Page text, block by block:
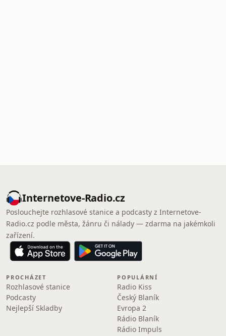
Internetove-Radio.cz
Poslouchejte rozhlasové stanice a podcasty z Internetove-
Radio.cz podle města, žánru či nálady — zdarma na jakémkoli
zařízení.
PROCHÁZET
Rozhlasové stanice
Podcasty
Nejlepší Skladby
POPULÁRNÍ
Radio Kiss
Český Blaník
Evropa 2
Rádio Blaník
Rádio Impuls